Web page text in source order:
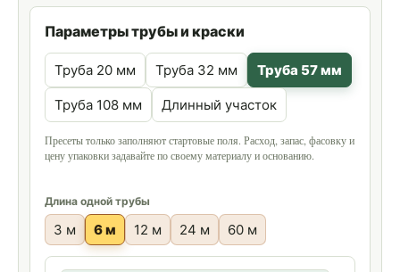
Параметры трубы и краски
Труба 20 мм Труба 32 мм Труба 57 мм
Труба 108 мм Длинный участок
Пресеты только заполняют стартовые поля. Расход, запас, фасовку и
цену упаковки задавайте по своему материалу и основанию.
Длина одной трубы
3 м 6 м 12 м 24 м 60 м